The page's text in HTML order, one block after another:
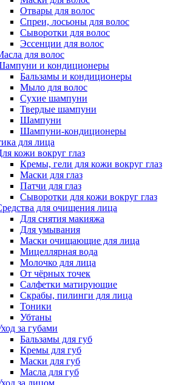
Отвары для волос
Спреи, лосьоны для волос
Сыворотки для волос
Эссенции для волос
для волос
и кондиционеры
Бальзамы и кондиционеры
Мыло для волос
Сухие шампуни
Твердые шампуни
Шампуни
Шампуни-кондиционеры
для лица
кожи вокруг глаз
Кремы, гели для кожи вокруг глаз
Маски для глаз
Патчи для глаз
Сыворотки для кожи вокруг глаз
для очищения лица
Для снятия макияжа
Для умывания
Маски очищающие для лица
Мицеллярная вода
Молочко для лица
От чёрных точек
Салфетки матирующие
Скрабы, пилинги для лица
Тоники
Убтаны
за губами
Бальзамы для губ
Кремы для губ
Маски для губ
Масла для губ
за лицом